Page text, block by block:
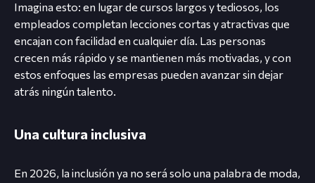
Imagina esto: en lugar de cursos largos y tediosos, los
empleados completan lecciones cortas y atractivas que
encajan con facilidad en cualquier día. Las personas
crecen más rápido y se mantienen más motivadas, y con
estos enfoques las empresas pueden avanzar sin dejar
atrás ningún talento.
Una cultura inclusiva
En 2026, la inclusión ya no será solo una palabra de moda,